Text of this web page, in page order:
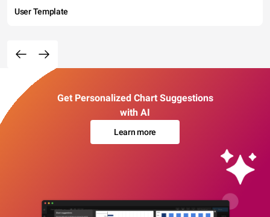
User Template
Get Personalized Chart Suggestions
with AI
Learn more